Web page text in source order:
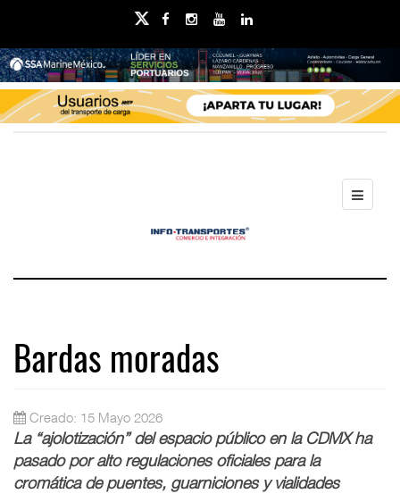
Bardas moradas
Creado: 15 Mayo 2026
La “ajolotización” del espacio público en la CDMX ha
pasado por alto regulaciones oficiales para la
cromática de puentes, guarniciones y vialidades